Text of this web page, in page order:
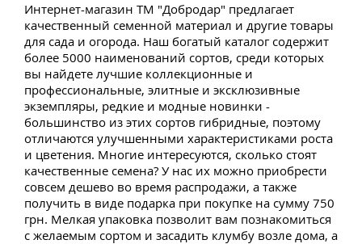
Интернет-магазин ТМ "Добродар" предлагает
качественный семенной материал и другие товары
для сада и огорода. Наш богатый каталог содержит
более 5000 наименований сортов, среди которых
вы найдете лучшие коллекционные и
профессиональные, элитные и эксклюзивные
экземпляры, редкие и модные новинки -
большинство из этих сортов гибридные, поэтому
отличаются улучшенными характеристиками роста
и цветения. Многие интересуются, сколько стоят
качественные семена? У нас их можно приобрести
совсем дешево во время распродажи, а также
получить в виде подарка при покупке на сумму 750
грн. Мелкая упаковка позволит вам познакомиться
с желаемым сортом и засадить клумбу возле дома, а